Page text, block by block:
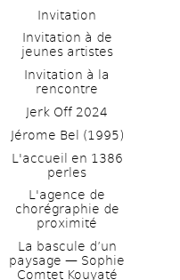
Invitation
Invitation à de
jeunes artistes
Invitation à la
rencontre
Jerk Off 2024
Jérome Bel (1995)
L'accueil en 1386
perles
L'agence de
chorégraphie de
proximité
La bascule d’un
paysage — Sophie
Comtet Kouyaté